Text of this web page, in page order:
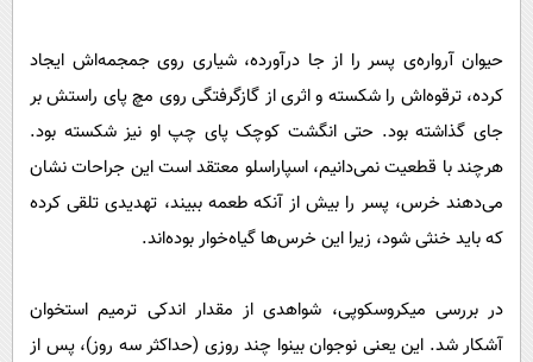
حیوان آرواره‌ی پسر را از جا درآورده، شیاری روی جمجمه‌اش ایجاد
کرده، ترقوه‌اش را شکسته و اثری از گازگرفتگی روی مچ پای راستش بر
جای گذاشته بود. حتی انگشت کوچک پای چپ او نیز شکسته بود.
هرچند با قطعیت نمی‌دانیم، اسپاراسلو معتقد است این جراحات نشان
می‌دهند خرس، پسر را بیش از آنکه طعمه ببیند، تهدیدی تلقی کرده
که باید خنثی شود، زیرا این خرس‌ها گیاه‌خوار بوده‌اند.
در بررسی میکروسکوپی، شواهدی از مقدار اندکی ترمیم استخوان
آشکار شد. این یعنی نوجوان بینوا چند روزی (حداکثر سه روز)، پس از